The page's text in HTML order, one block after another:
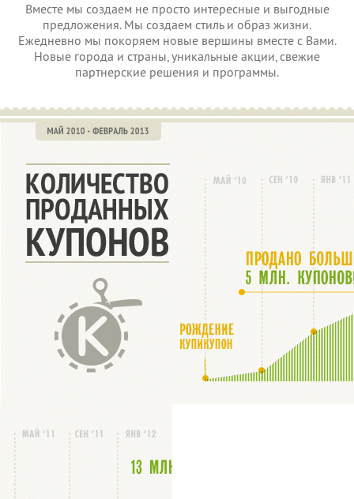
Вместе мы создаем не просто интересные и выгодные
предложения. Мы создаем стиль и образ жизни.
Ежедневно мы покоряем новые вершины вместе с Вами.
Новые города и страны, уникальные акции, свежие
партнерские решения и программы.